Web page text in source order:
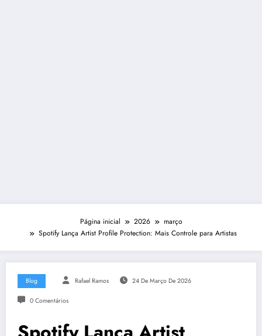
Página inicial 2026
março
Spotify Lança Artist Profile Protection: Mais Controle para Artistas
Blog Rafael Ramos 24 De Março De 2026
0 Comentários